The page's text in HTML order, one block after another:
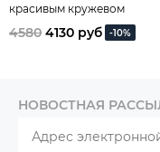
красивым кружевом
4580 4130 руб -10%
НОВОСТНАЯ